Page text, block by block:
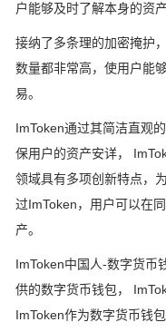
户能够及时了解本身的资
接纳了多条理的加密掩护
数量都非常高，使用户能
易。
ImToken通过其简洁直观
保用户的资产安详，
领域具有多项创新特点，
过ImToken，用户可以在
产。
ImToken中国人-数字货币
供的数字货币钱包，
ImToken作为数字货币钱包